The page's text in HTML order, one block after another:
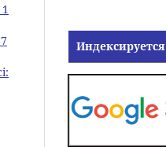
Индексируется